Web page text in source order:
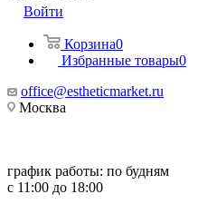
Войти
Корзина0
Избранные товары0
office@estheticmarket.ru
Москва
график работы: по будням
с 11:00 до 18:00